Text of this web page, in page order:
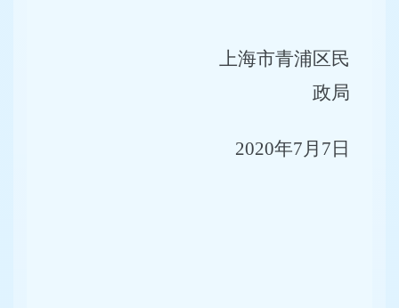
上海市青浦区民
政局
2020年7月7日